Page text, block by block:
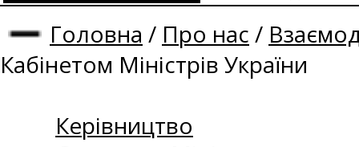
Головна / Про нас /
Кабінетом Міністрів України
Керівництво